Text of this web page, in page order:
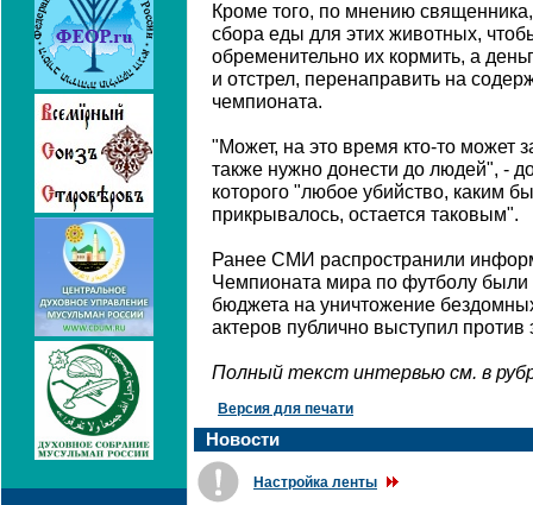
Кроме того, по мнению
сбора еды для этих животных,
обременительно их кормить, а
и отстрел, перенаправить на
чемпионата.
"Может, на это время кто-то может
также нужно донести до людей", -
которого "любое убийство, каким
прикрывалось, остается таковым".
Ранее СМИ распространили
Чемпионата мира по футболу были
бюджета на уничтожение
актеров публично выступил
Полный текст интервью см. в
Версия для печати
Новости
Настройка ленты